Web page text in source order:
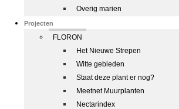
Overig marien
Projecten
FLORON
Het Nieuwe Strepen
Witte gebieden
Staat deze plant er nog?
Meetnet Muurplanten
Nectarindex